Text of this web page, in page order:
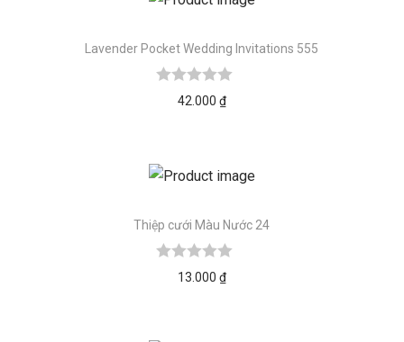
Lavender Pocket Wedding Invitations 555
42.000 ₫
Thiệp cưới Màu Nước 24
13.000 ₫